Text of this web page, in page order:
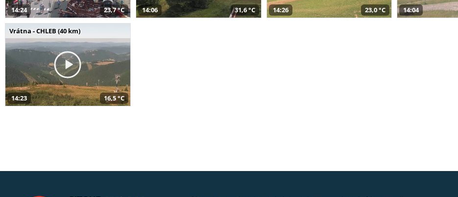
14:24 23,7 °C 14:06 31,6 °C 14:26 23,0 °C 14:04
Vrátna - CHLEB (40 km)
14:23 16,5 °C